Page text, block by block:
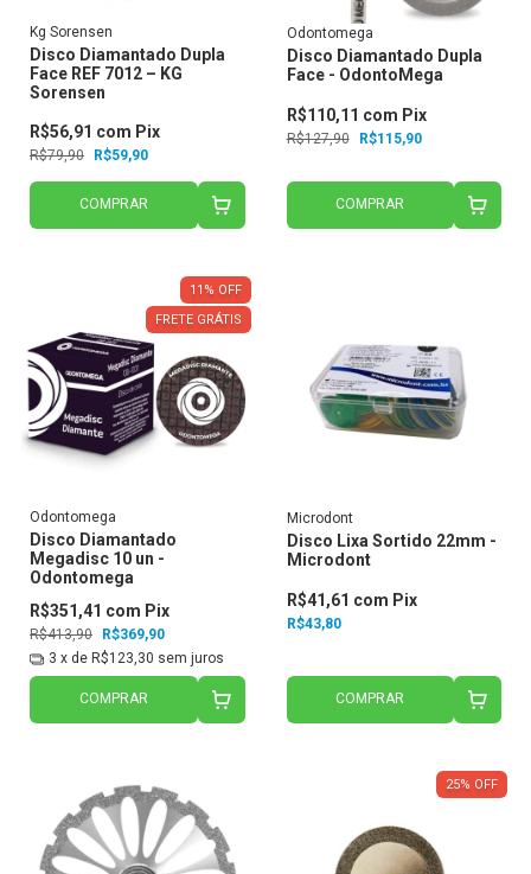
Kg Sorensen
Disco Diamantado Dupla
Face REF 7012 – KG
Sorensen
R$79,90 R$59,90
R$56,91 com Pix
COMPRAR
Odontomega
Disco Diamantado Dupla
Face - OdontoMega
R$127,90 R$115,90
R$110,11 com Pix
COMPRAR
11 % OFF
FRETE GRÁTIS
Odontomega
Disco Diamantado
Megadisc 10 un -
Odontomega
R$413,90 R$369,90
R$351,41 com Pix
3 x de R$123,30 sem juros
COMPRAR
Microdont
Disco Lixa Sortido 22mm -
Microdont
R$43,80
R$41,61 com Pix
COMPRAR
25% OFF